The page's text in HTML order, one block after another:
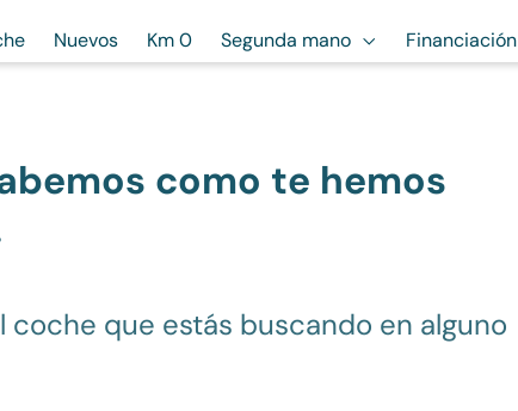
Nuevos Km 0 Segunda mano Financiación
como te hemos
que estás buscando en alguno